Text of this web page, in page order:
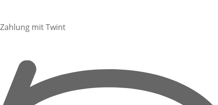
Zahlung mit Twint